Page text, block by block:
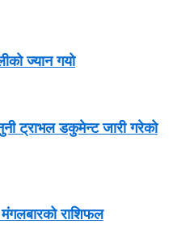
ज्यान गयो
ट्राभल डकुमेन्ट जारी गरेको
राशिफल